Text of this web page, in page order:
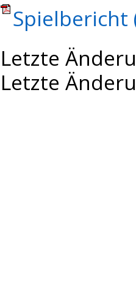
Spielbericht
Letzte
Letzte